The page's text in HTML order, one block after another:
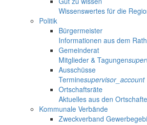
Wissenswertes für die
Politik
Bürgermeister
Informationen aus dem
Gemeinderat
Mitglieder & Tagungen
Ausschüsse
Terminesupervisor_account
Ortschaftsräte
Aktuelles aus den
Kommunale Verbände
Zweckverband